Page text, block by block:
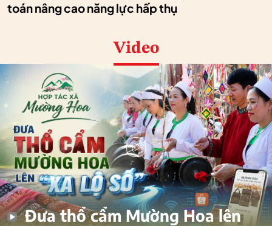
toán nâng cao năng lực hấp thụ
Video
Đưa thổ cẩm Mường Hoa lên